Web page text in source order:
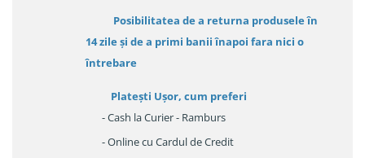
Posibilitatea de a returna produsele în
14 zileși de a primi banii înapoi fara nici o
întrebare
Platești Ușor, cum preferi
- Cash la Curier - Ramburs
- Online cu Cardul de Credit